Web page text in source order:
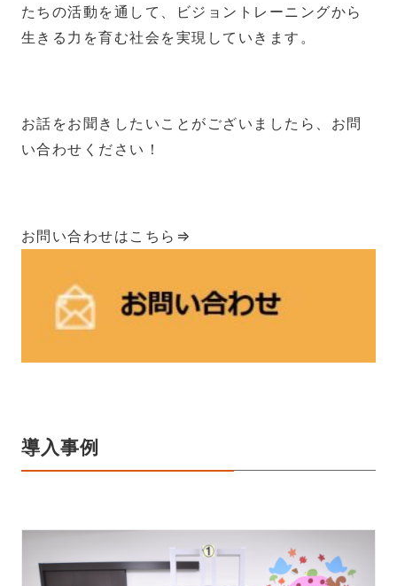
たちの活動を通して、ビジョントレーニングから
生きる力を育む社会を実現していきます。
お話をお聞きしたいことがございましたら、お問
い合わせください！
お問い合わせはこちら⇒
導入事例